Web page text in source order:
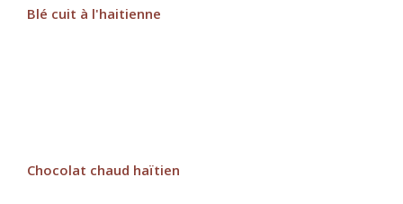
Blé cuit à l'haitienne
Chocolat chaud haïtien